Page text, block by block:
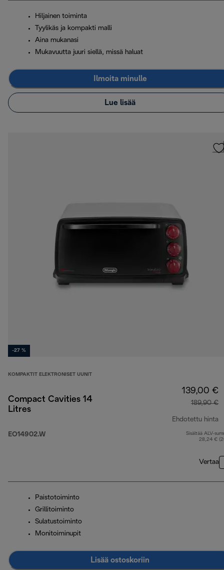
Hiljainen toiminta
Tyylikäs ja kompakti malli
Aina mukanasi
Mukavuutta juuri siellä, missä haluat
Ilmoita minulle
Lue lisää
-27 %
KOMPAKTIT ELEKTRONISET UUNIT
Compact Cavities 14
Litres
EO14902.W
139,00 €
189,90 €
Ehdotettu hinta
Sisältää ALV-
28,24 €
Vertaa
Paistotoiminto
Grillitoiminto
Sulatustoiminto
Monitoiminupit
Lisää ostoskoriin